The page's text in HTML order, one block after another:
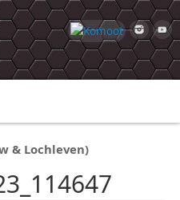
& Lochleven)